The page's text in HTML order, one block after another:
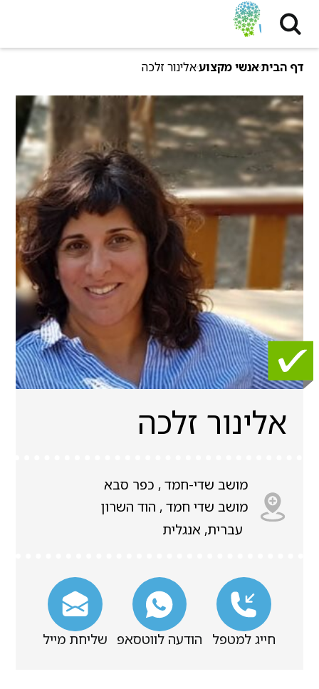
דף הביתאנשי מקצועאלינור זלכה
אלינור זלכה
מושב שדי-חמד , כפר סבא
מושב שדי חמד , הוד השרון
עברית, אנגלית
חייג למטפל הודעה לווטסאפ שליחת מייל